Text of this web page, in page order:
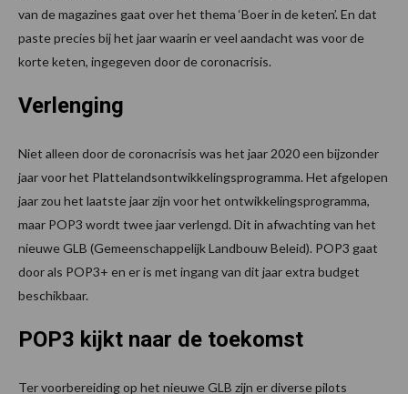
van de magazines gaat over het thema ‘Boer in de keten’. En dat
paste precies bij het jaar waarin er veel aandacht was voor de
korte keten, ingegeven door de coronacrisis.
Verlenging
Niet alleen door de coronacrisis was het jaar 2020 een bijzonder
jaar voor het Plattelandsontwikkelingsprogramma. Het afgelopen
jaar zou het laatste jaar zijn voor het ontwikkelingsprogramma,
maar POP3 wordt twee jaar verlengd. Dit in afwachting van het
nieuwe GLB (Gemeenschappelijk Landbouw Beleid). POP3 gaat
door als POP3+ en er is met ingang van dit jaar extra budget
beschikbaar.
POP3 kijkt naar de toekomst
Ter voorbereiding op het nieuwe GLB zijn er diverse pilots